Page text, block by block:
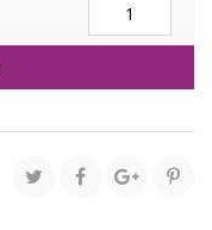
ΜΠΟΥΚΕΤΟ
ΓΥΨΟΦΙΛΛΗ
ποσότητα